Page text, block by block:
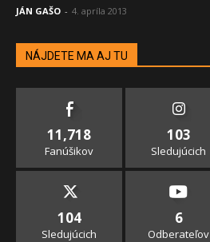
JÁN GAŠO - 4. apríla 2013
NÁJDETE MA AJ TU
11,718
Fanúšikov
103
Sledujúcich
104
Sledujúcich
6
Odberateľov